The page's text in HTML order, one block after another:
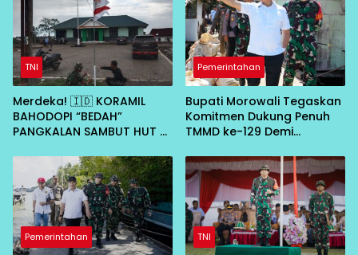
TNI
Merdeka! 🇮🇩 KORAMIL
BAHODOPI “BEDAH”
PANGKALAN SAMBUT HUT RI
Pemerintahan
Bupati Morowali Tegaskan
Komitmen Dukung Penuh
TMMD ke-129 Demi
Desa
Pemerintahan TNI